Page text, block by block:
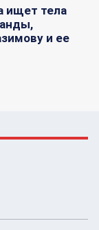
ищет тела
и ее